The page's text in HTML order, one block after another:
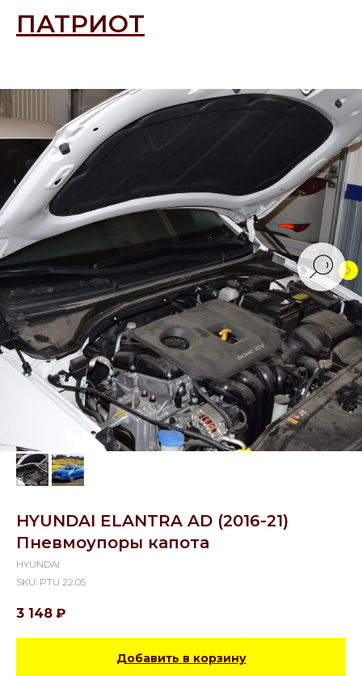
ПАТРИОТ
HYUNDAI ELANTRA AD (2016-21)
Пневмоупоры капота
HYUNDAI
SKU: PTU 22.05
3 148 ₽
Добавить в корзину